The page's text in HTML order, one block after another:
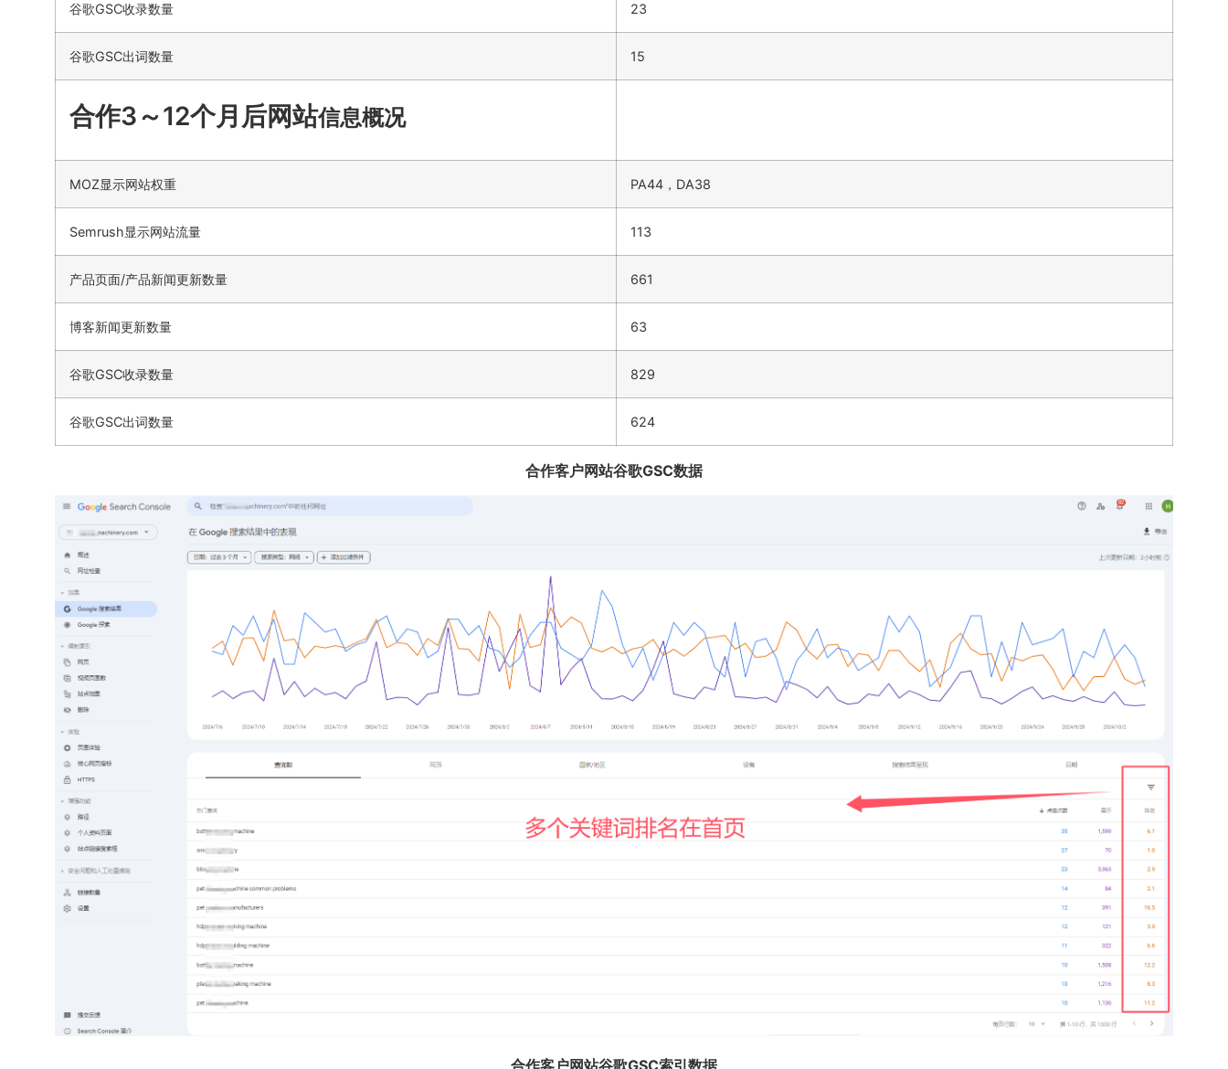
谷歌GSC收录数量 23
谷歌GSC出词数量 15
合作3～12个月后网站信息概况
MOZ显示网站权重 PA44，DA38
Semrush显示网站流量 113
产品页面/产品新闻更新数量 661
博客新闻更新数量 63
谷歌GSC收录数量 829
谷歌GSC出词数量 624
合作客户网站谷歌GSC数据